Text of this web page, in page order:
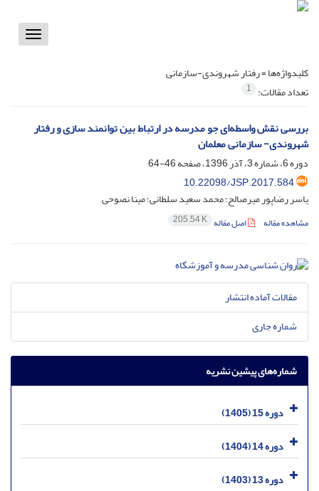
Toggle
کلیدواژه‌ها =رفتار شهروندی-سازمانی
تعداد مقالات: 1
بررسی نقش واسطه‌ای جو مدرسه در ارتباط بین توانمند سازی و رفتار
شهروندی- سازمانی معلمان
دوره 6، شماره 3، آذر 1396، صفحه
46-64
10.22098/JSP.2017.584
یاسر رضاپور میرصالح؛ محمد سعید سلطانی؛ مینا نصوحی
مشاهده مقاله اصل مقاله 205.54 K
مقالات آماده انتشار
شماره جاری
شماره‌های پیشین نشریه
دوره 15 (1405)
دوره 14 (1404)
دوره 13 (1403)